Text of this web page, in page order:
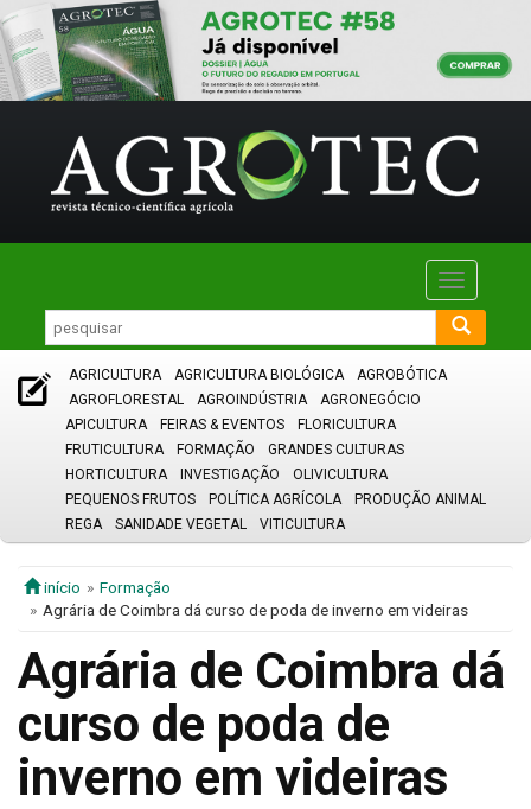
Toggle
AGRICULTURA AGRICULTURA BIOLÓGICA
AGROBÓTICA
AGROFLORESTAL
AGROINDÚSTRIA
AGRONEGÓCIO
APICULTURA
FEIRAS & EVENTOS
FLORICULTURA
FRUTICULTURA
FORMAÇÃO
GRANDES CULTURAS
HORTICULTURA
INVESTIGAÇÃO
OLIVICULTURA
PEQUENOS FRUTOS
POLÍTICA AGRÍCOLA
PRODUÇÃO ANIMAL
REGA
SANIDADE VEGETAL VITICULTURA
início
Formação
Agrária de Coimbra dá curso de poda de inverno em videiras
Agrária de Coimbra dá
curso de poda de
inverno em videiras